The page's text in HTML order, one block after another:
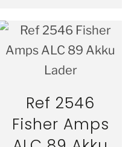
Ref 2546
Fisher Amps